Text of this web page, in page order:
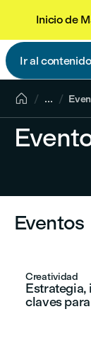
Inicio de
Ir al

 ...
Eventos
Creatividad
Estrategia,
claves